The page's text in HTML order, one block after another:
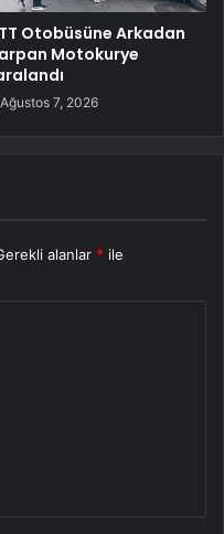
Otobüsüne Arkadan
Motokurye
Ağustos 7, 2026
alanlar * ile